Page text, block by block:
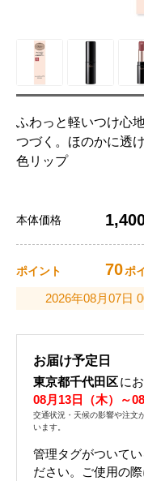
ふわっと軽いつけ心
つづく。ほのかに透
色リップ
本体価格
ポイント 70ポ
2026年08月07日
お届け予定日
東京都千代田区に
08月13日（木）～
交通状況・天候の影響や注文
います。
管理タグがついて
ださい。ご使用の